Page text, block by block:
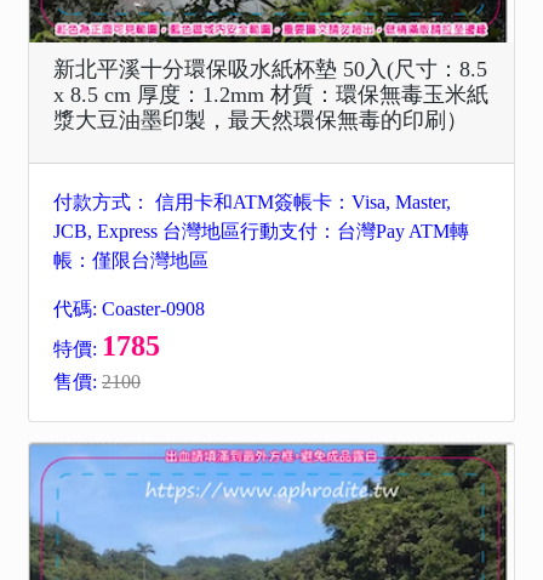
新北平溪十分環保吸水紙杯墊 50入(尺寸：8.5
x 8.5 cm 厚度：1.2mm 材質：環保無毒玉米紙
漿大豆油墨印製，最天然環保無毒的印刷）
付款方式： 信用卡和ATM簽帳卡：Visa, Master,
JCB, Express 台灣地區行動支付：台灣Pay ATM轉
帳：僅限台灣地區
代碼: Coaster-0908
特價: 1785
售價: 2100